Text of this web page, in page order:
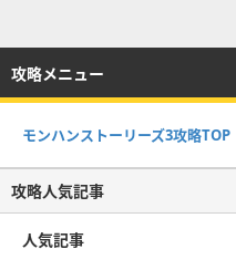
攻略メニュー
モンハンストーリーズ3攻略TOP
攻略人気記事
人気記事